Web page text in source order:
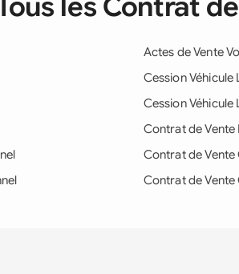
Actes de Vente
Cession Véhicule
Cession Véhicule
Contrat de
Contrat de Vente
Contrat de Vente